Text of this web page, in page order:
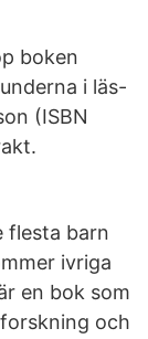
boken
i läs-
(ISBN
flesta barn
ivriga
en bok som
och